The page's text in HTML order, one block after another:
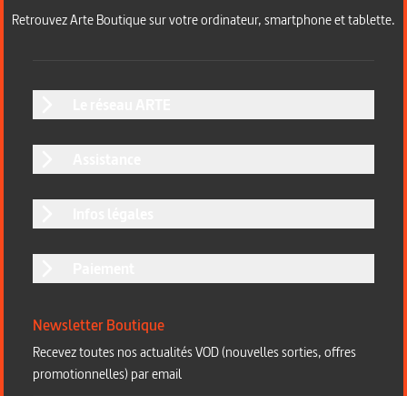
Retrouvez Arte Boutique sur votre ordinateur, smartphone et tablette.
Newsletter Boutique
Recevez toutes nos actualités VOD (nouvelles sorties, offres
promotionnelles) par email